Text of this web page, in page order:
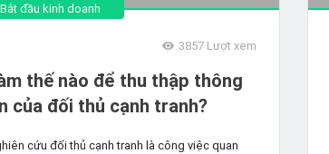
Bắt đầu kinh doanh
3857Lượt xem
thế nào để thu thập thông
của đối thủ cạnh tranh?
cứu đối thủ cạnh tranh là công việc quan